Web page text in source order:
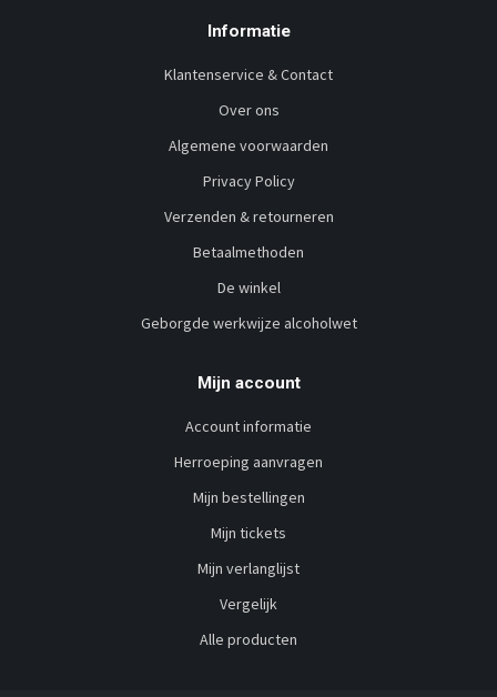
Informatie
Klantenservice & Contact
Over ons
Algemene voorwaarden
Privacy Policy
Verzenden & retourneren
Betaalmethoden
De winkel
Geborgde werkwijze alcoholwet
Mijn account
Account informatie
Herroeping aanvragen
Mijn bestellingen
Mijn tickets
Mijn verlanglijst
Vergelijk
Alle producten